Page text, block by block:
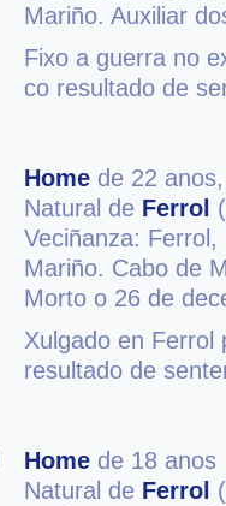
Mariño. Auxiliar
Fixo a guerra no
co resultado de
Home de 22
Natural de Ferrol
Veciñanza: Ferrol,
Mariño. Cabo de
Morto o 26 de
Xulgado en Ferrol
resultado de
Home de 18 anos
Natural de Ferrol